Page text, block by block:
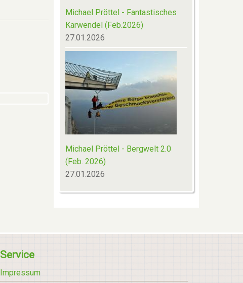
Michael Pröttel - Fantastisches
Karwendel (Feb.2026)
27.01.2026
Michael Pröttel - Bergwelt 2.0
(Feb. 2026)
27.01.2026
Service
Impressum